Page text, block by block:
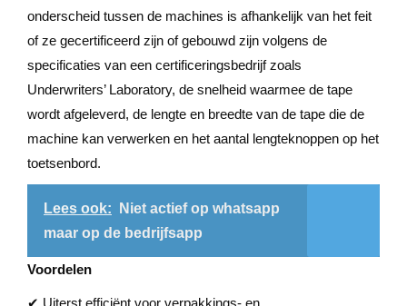
onderscheid tussen de machines is afhankelijk van het feit
of ze gecertificeerd zijn of gebouwd zijn volgens de
specificaties van een certificeringsbedrijf zoals
Underwriters’ Laboratory, de snelheid waarmee de tape
wordt afgeleverd, de lengte en breedte van de tape die de
machine kan verwerken en het aantal lengteknoppen op het
toetsenbord.
Lees ook:
Niet actief op whatsapp
maar op de bedrijfsapp
Voordelen
✔ Uiterst efficiënt voor verpakkings- en